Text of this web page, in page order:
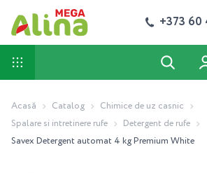
+373
Acasă Catalog
Chimice de uz casnic
Spalare si intretinere rufe
Detergent de rufe
Savex Detergent automat 4 kg Premium White